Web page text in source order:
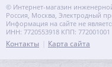
© Интернет-магазин
Россия, Москва, Электродный
Информация на сайте не
ИНН: 7720553918 КПП: 772001001
Контакты Карта сайта